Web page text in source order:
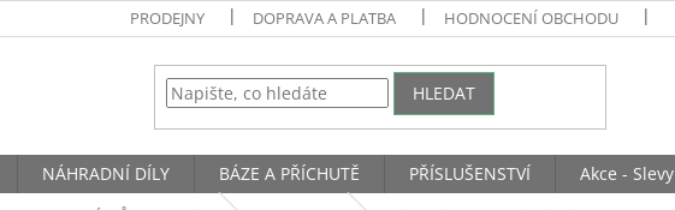
PRODEJNY DOPRAVA A PLATBA HODNOCENÍ OBCHODU
HLEDAT
NÁHRADNÍ DÍLY BÁZE A PŘÍCHUTĚ PŘÍSLUŠENSTVÍ Akce - Slevy